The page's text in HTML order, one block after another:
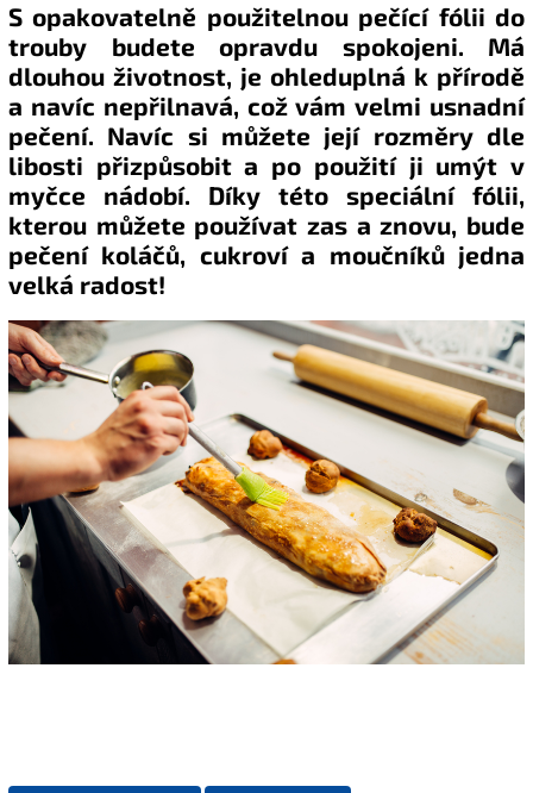
S opakovatelně použitelnou pečící fólii do
trouby budete opravdu spokojeni. Má
dlouhou životnost, je ohleduplná k přírodě
a navíc nepřilnavá, což vám velmi usnadní
pečení. Navíc si můžete její rozměry dle
libosti přizpůsobit a po použití ji umýt v
myčce nádobí. Díky této speciální fólii,
kterou můžete používat zas a znovu, bude
pečení koláčů, cukroví a moučníků jedna
velká radost!